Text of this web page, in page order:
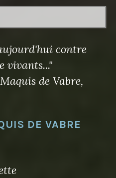
contre
vivants..."
de Vabre,
DE VABRE